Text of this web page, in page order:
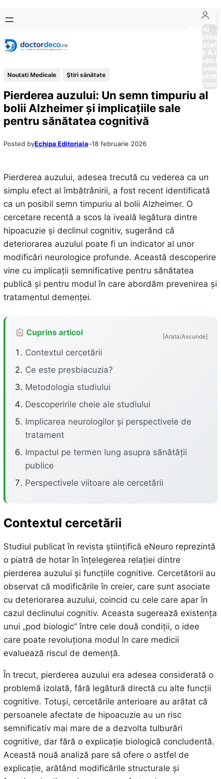
conținut
content
Boli si
Afectiuni
Sănătate
de la A
Noutati Medicale Ştiri sănătate
Pierderea auzului: Un semn timpuriu al
bolii Alzheimer și implicațiile sale
pentru sănătatea cognitivă
Posted byEchipa Editoriala–18 februarie 2026
Pierderea auzului, adesea trecută cu vederea ca un
simplu efect al îmbătrânirii, a fost recent identificată
ca un posibil semn timpuriu al bolii Alzheimer. O
cercetare recentă a scos la iveală legătura dintre
hipoacuzie și declinul cognitiv, sugerând că
deteriorarea auzului poate fi un indicator al unor
modificări neurologice profunde. Această descoperire
vine cu implicații semnificative pentru sănătatea
publică și pentru modul în care abordăm prevenirea și
tratamentul demenței.
Cuprins articol [Arata/Ascunde]
Contextul cercetării
Ce este presbiacuzia?
Metodologia studiului
Descoperirile cheie ale studiului
Implicarea neurologilor și perspectivele de
tratament
Impactul pe termen lung asupra sănătății
publice
Perspectivele viitoare ale cercetării
Contextul cercetării
Studiul publicat în revista științifică eNeuro reprezintă
o piatră de hotar în înțelegerea relației dintre
pierderea auzului și funcțiile cognitive. Cercetătorii au
observat că modificările în creier, care sunt asociate
cu deteriorarea auzului, coincid cu cele care apar în
cazul declinului cognitiv. Aceasta sugerează existența
unui „pod biologic” între cele două condiții, o idee
care poate revoluționa modul în care medicii
evaluează riscul de demență.
În trecut, pierderea auzului era adesea considerată o
problemă izolată, fără legătură directă cu alte funcții
cognitive. Totuși, cercetările anterioare au arătat că
persoanele afectate de hipoacuzie au un risc
semnificativ mai mare de a dezvolta tulburări
cognitive, dar fără o explicație biologică concludentă.
Această nouă analiză pare să ofere o astfel de
explicație, arătând modificările structurale și